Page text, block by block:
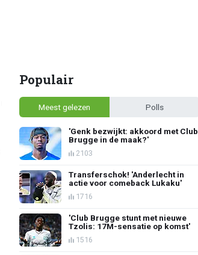
Populair
Meest gelezen Polls
'Genk bezwijkt: akkoord met Club
Brugge in de maak?'
2103
Transferschok! 'Anderlecht in
actie voor comeback Lukaku'
1716
'Club Brugge stunt met nieuwe
Tzolis: 17M-sensatie op komst'
1516